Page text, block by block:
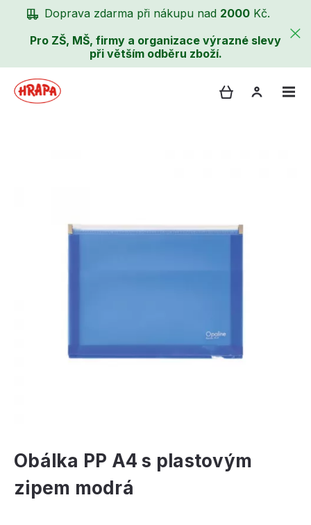
Doprava zdarma při nákupu nad 2000 Kč.
Pro ZŠ, MŠ, firmy a organizace výrazné slevy
při větším odběru zboží.
Obálka PP A4 s plastovým
zipem modrá